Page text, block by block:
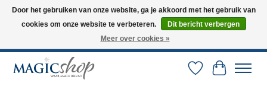
Altijd de nieuwste trucs op voorraad. Snelle verzending via PostNL en DHL.
Langskomen in onze winkel? Bel of mail om een afspraak te maken. 0251-
Verlanglijst
Door het gebruiken van onze website, ga je akkoord met het gebruik van
cookies om onze website te verbeteren.
Dit bericht verbergen
Meer over cookies »